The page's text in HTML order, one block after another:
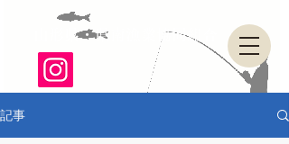
山形県・県南漁業協同組合
記事